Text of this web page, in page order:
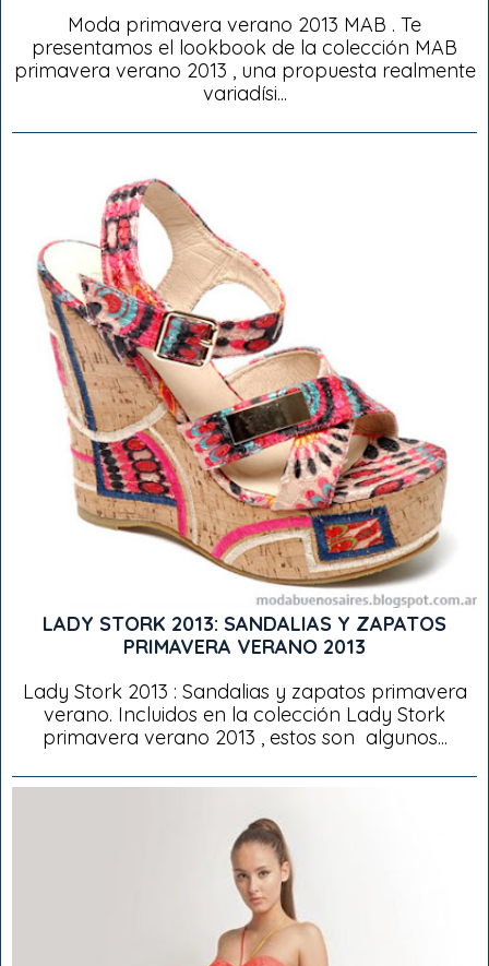
Moda primavera verano 2013 MAB . Te
presentamos el lookbook de la colección MAB
primavera verano 2013 , una propuesta realmente
variadísi...
LADY STORK 2013: SANDALIAS Y ZAPATOS
PRIMAVERA VERANO 2013
Lady Stork 2013 : Sandalias y zapatos primavera
verano. Incluidos en la colección Lady Stork
primavera verano 2013 , estos son algunos...